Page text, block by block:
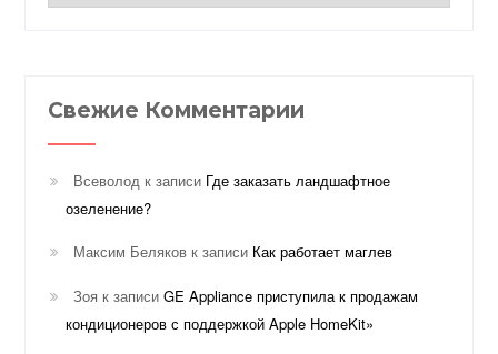
Свежие Комментарии
Всеволод к записи Где заказать ландшафтное
озеленение?
Максим Беляков к записи Как работает маглев
Зоя к записиGE Appliance приступила к продажам
кондиционеров с поддержкой Apple HomeKit»